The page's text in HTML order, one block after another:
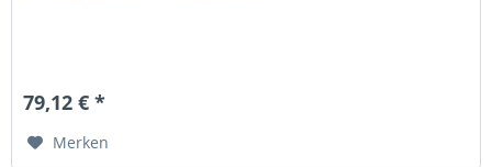
79,12 € *
Merken